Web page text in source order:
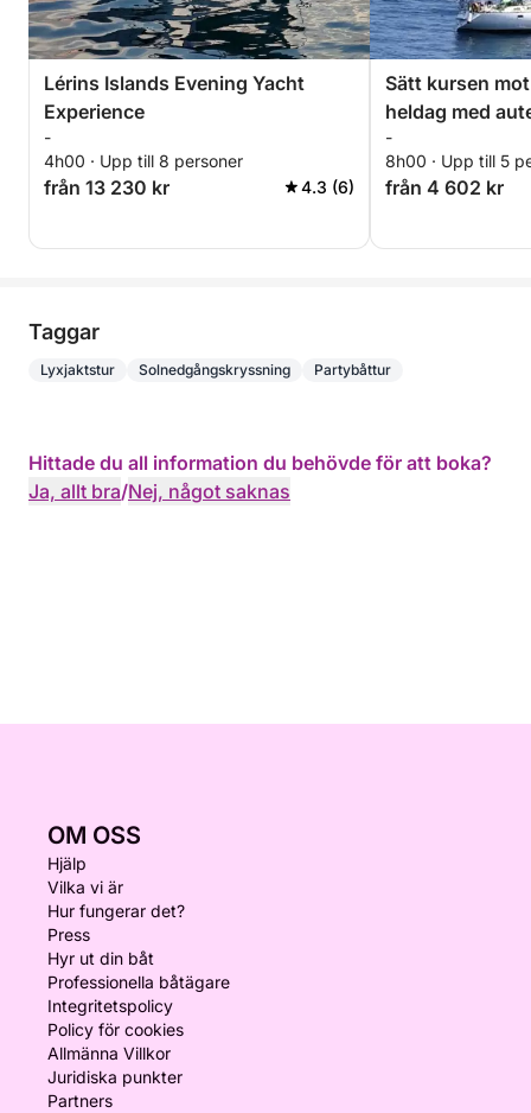
Lérins Islands Evening Yacht
Experience
-
4h00 · Upp till 8 personer
från 13 230 kr 4.3 (6)
Sätt kursen
heldag med
Cannes på en
-
8h00 · Upp till 5
från 4 602 kr
Taggar
Lyxjaktstur Solnedgångskryssning Partybåttur
Hittade du all information du behövde för att boka?
Ja, allt bra/Nej, något saknas
OM OSS
Hjälp
Vilka vi är
Hur fungerar det?
Press
Hyr ut din båt
Professionella båtägare
Integritetspolicy
Policy för cookies
Allmänna Villkor
Juridiska punkter
Partners